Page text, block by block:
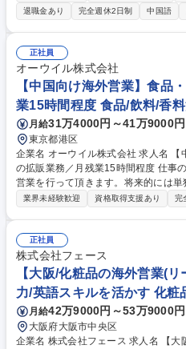
客を中心に担当。英語力を活かせるポジションです
注対応⇒既にお取引をいただいている
に発注依頼があります。電話やメー
力。その他問い合わせも対応します
ットで商品の在庫状況を確認し物流セ
は社内の仕入部に連絡し工場に生産の依頼を行
営業アシスタント/海外顧客担当】★
退職金あり
完全週休2日制 中国語
正社員
オーウイル株式会社
【中国向け海外営業】食品
業15時間程度 食品/飲料/香
月給31万4000円～41万9000円
東京都港区
企業名 オーウイル株式会社 求人名 【中国向け海外営業】食品・飲料原料
の拡販業務／月残業15時間程度 仕事の内容 現任者と共に中国向けの海外
営業を行って頂きます。将来的には
品／飲料原料の仕入、および品質管
工場監査や契約交渉、価格交渉 等 (2)
原料を扱う仕入先の開拓や当社が扱っ
からご要望いただいているものを安
もあれば、自身で開拓した商材を提案をす
【中国向け海外営業】食品・飲料原
業界未経験歓迎 資格取得支援あり 完
正社員
株式会社フェース
【大阪/化粧品の海外営業(
力/英語スキルを活かす 化粧
月給42万9000円～53万9000円
大阪府大阪市中央区
企業名 株式会社フェース 求人名 【大阪/化粧品の海外営業(リーダー)内勤